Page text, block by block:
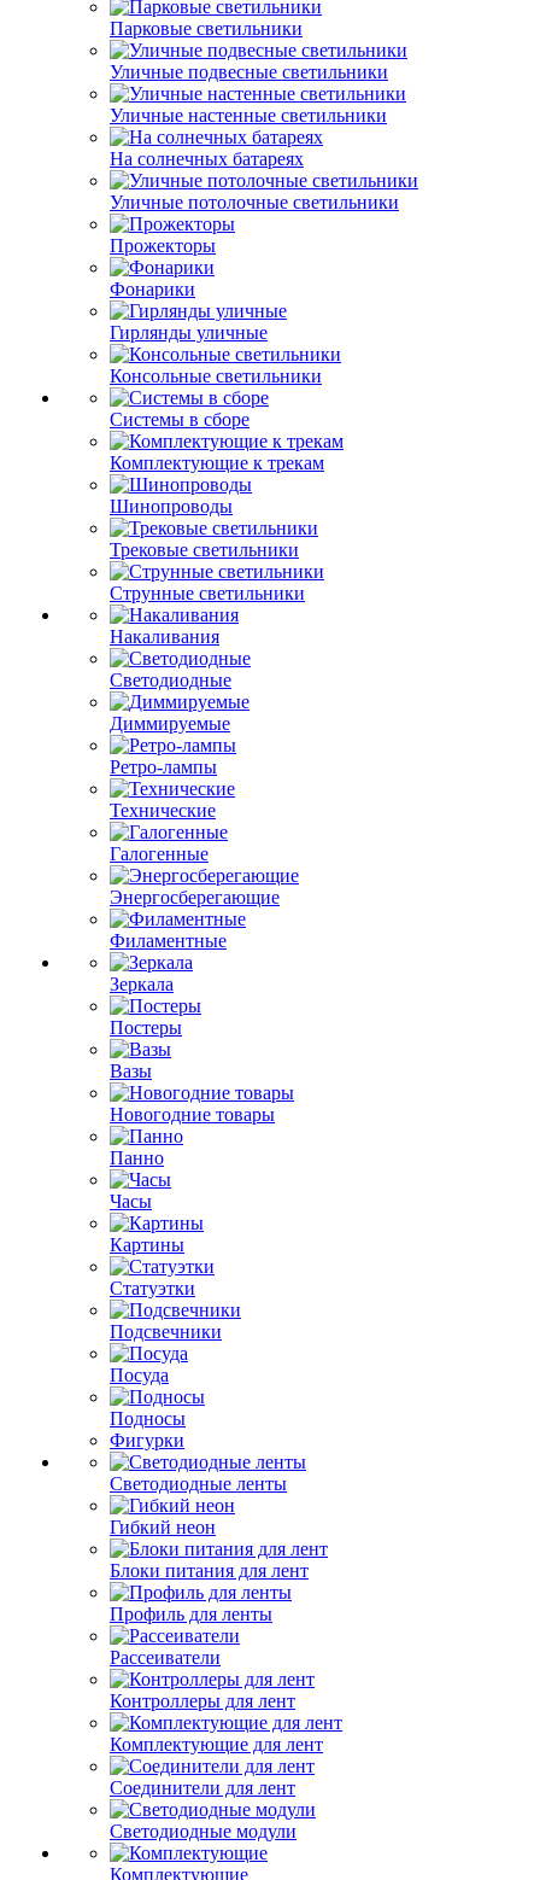
Парковые светильники
Уличные подвесные светильники
Уличные настенные светильники
На солнечных батареях
Уличные потолочные светильники
Прожекторы
Фонарики
Гирлянды уличные
Консольные светильники
Системы в сборе
Комплектующие к трекам
Шинопроводы
Трековые светильники
Струнные светильники
Накаливания
Светодиодные
Диммируемые
Ретро-лампы
Технические
Галогенные
Энергосберегающие
Филаментные
Зеркала
Постеры
Вазы
Новогодние товары
Панно
Часы
Картины
Статуэтки
Подсвечники
Посуда
Подносы
Фигурки
Светодиодные ленты
Гибкий неон
Блоки питания для лент
Профиль для ленты
Рассеиватели
Контроллеры для лент
Комплектующие для лент
Соединители для лент
Светодиодные модули
Комплектующие